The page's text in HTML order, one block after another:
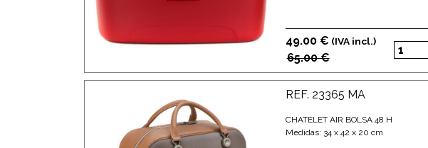
49.00 € (IVA incl.)
65.00 €
REF. 23365 MA
CHATELET AIR BOLSA 48 H
Medidas: 34 x 42 x 20 cm